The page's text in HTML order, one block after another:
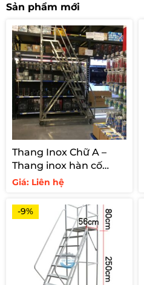
Sản phẩm mới
Thang Inox Chữ A –
Thang inox hàn cố
định cho siêu thị
Giá: Liên hệ
-9%